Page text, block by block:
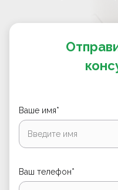
Ваше имя*
Ваш телефон*